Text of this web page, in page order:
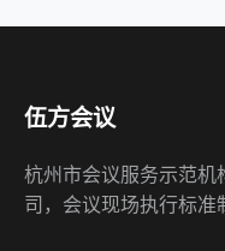
伍方会议
杭州市会议服务示范
司，会议现场执行标准